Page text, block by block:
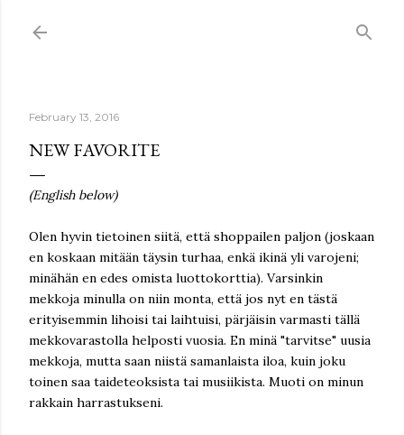
February 13, 2016
NEW FAVORITE
(English below)
Olen hyvin tietoinen siitä, että shoppailen paljon (joskaan
en koskaan mitään täysin turhaa, enkä ikinä yli varojeni;
minähän en edes omista luottokorttia). Varsinkin
mekkoja minulla on niin monta, että jos nyt en tästä
erityisemmin lihoisi tai laihtuisi, pärjäisin varmasti tällä
mekkovarastolla helposti vuosia. En minä "tarvitse" uusia
mekkoja, mutta saan niistä samanlaista iloa, kuin joku
toinen saa taideteoksista tai musiikista. Muoti on minun
rakkain harrastukseni.